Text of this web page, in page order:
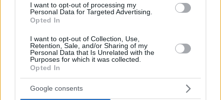
I want to opt-out of processing my
Personal Data for Targeted Advertising.
Opted In
I want to opt-out of Collection, Use,
Retention, Sale, and/or Sharing of my
Personal Data that Is Unrelated with the
Purposes for which it was collected.
Opted In
Google consents